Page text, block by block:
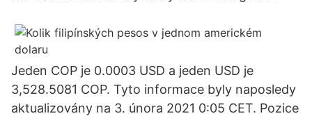
Jeden COP je 0.0003 USD a jeden USD je
3,528.5081 COP. Tyto informace byly naposledy
aktualizovány na 3. února 2021 0:05 CET. Pozice